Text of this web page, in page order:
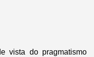
vista do pragmatismo